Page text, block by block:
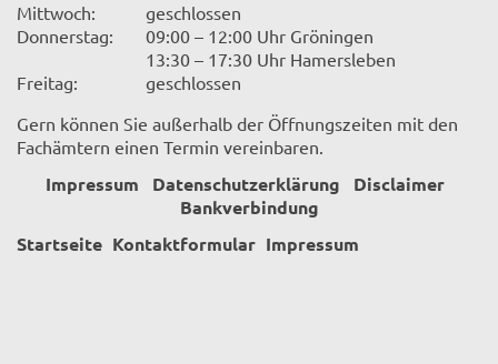
Mittwoch:
geschlossen
Donnerstag:
09:00 – 12:00 Uhr Gröningen
13:30 – 17:30 Uhr Hamersleben
Freitag:
geschlossen
Gern können Sie außerhalb der Öffnungszeiten mit den
Fachämtern einen Termin vereinbaren.
Impressum Datenschutzerklärung
Disclaimer
Bankverbindung
Startseite Kontaktformular Impressum